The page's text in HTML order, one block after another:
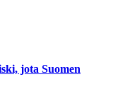
jota Suomen